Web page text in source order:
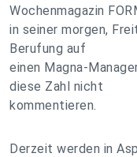
Wochenmagazin
in seiner morgen,
Berufung auf
einen Magna-
diese Zahl nicht
kommentieren.
Derzeit werden in